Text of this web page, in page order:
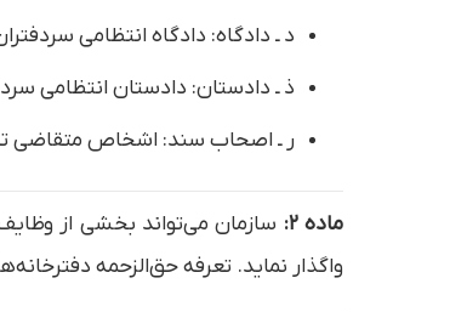
د‌ ـ دادگاه: دادگاه انتظامی
ذ‌ ـ دادستان: دادستان انتظامی
ر‌ ـ اصحاب سند: اشخاص متقاضی
ماده ۲: سازمان می‌تواند بخشی از
واگذار نماید. تعرفه حق‌الزحمه